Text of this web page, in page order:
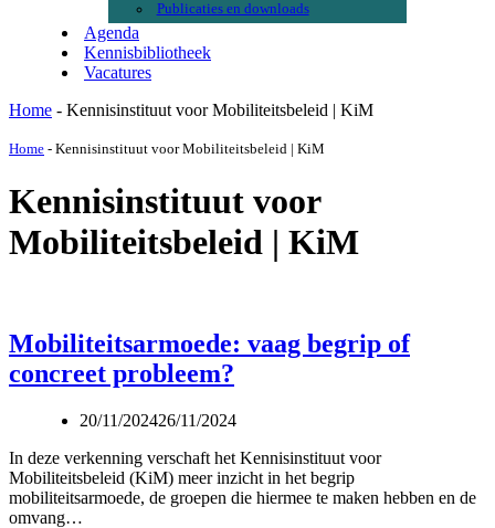
Publicaties en downloads
Agenda
Kennisbibliotheek
Vacatures
Home - Kennisinstituut voor Mobiliteitsbeleid | KiM
Home - Kennisinstituut voor Mobiliteitsbeleid | KiM
Kennisinstituut voor
Mobiliteitsbeleid | KiM
Mobiliteitsarmoede: vaag begrip of
concreet probleem?
20/11/202426/11/2024
In deze verkenning verschaft het Kennisinstituut voor
Mobiliteitsbeleid (KiM) meer inzicht in het begrip
mobiliteitsarmoede, de groepen die hiermee te maken hebben en de
omvang…